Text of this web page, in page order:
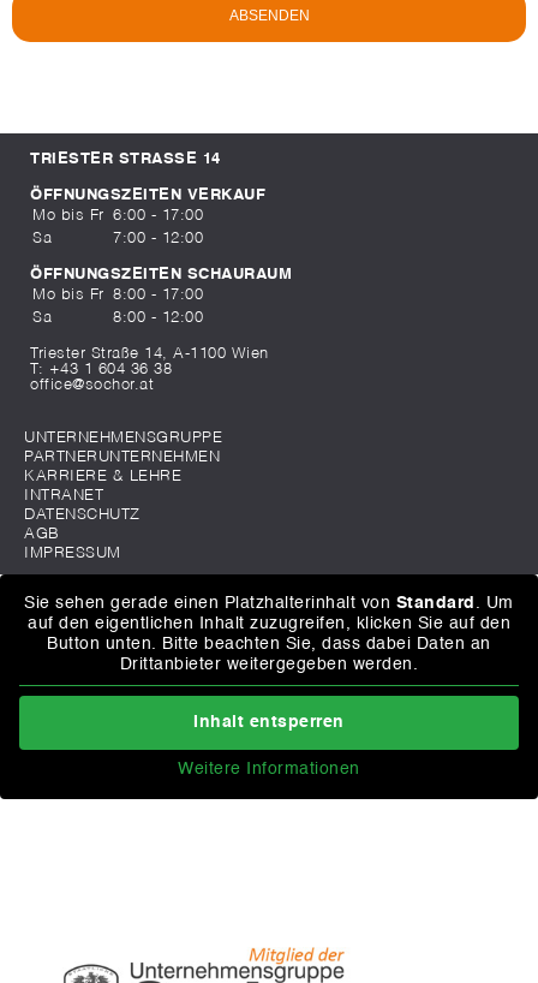
TRIESTER STRASSE 14
ÖFFNUNGSZEITEN VERKAUF
Mo bis Fr
6:00 - 17:00
Sa
7:00 - 12:00
ÖFFNUNGSZEITEN SCHAURAUM
Mo bis Fr
8:00 - 17:00
Sa
8:00 - 12:00
Triester Straße 14, A-1100 Wien
T: +43 1 604 36 38
office@sochor.at
UNTERNEHMENSGRUPPE
PARTNERUNTERNEHMEN
KARRIERE & LEHRE
INTRANET
DATENSCHUTZ
AGB
IMPRESSUM
Sie sehen gerade einen Platzhalterinhalt von Standard . Um
auf den eigentlichen Inhalt zuzugreifen, klicken Sie auf den
Button unten. Bitte beachten Sie, dass dabei Daten an
Drittanbieter weitergegeben werden.
Inhalt entsperren
Weitere Informationen